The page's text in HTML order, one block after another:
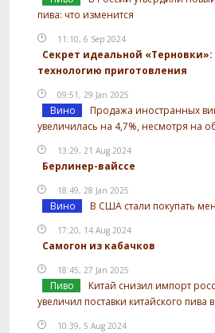
пива: что изменится
11:10, 6 Sep 2024
Секрет идеальной
технологию приготовления
09:51, 29 Jan 2025
Вино
Продажа иностранных
увеличилась на 4,7%, несмотря на
13:29, 21 Aug 2024
Берлинер-вайссе
18:49, 28 Jan 2025
Вино В США стали покупать
17:20, 14 Aug 2024
Самогон из кабачков
18:45, 27 Jan 2025
Пиво
Китай снизил импорт
увеличил поставки китайского пива
10:39, 5 Aug 2024